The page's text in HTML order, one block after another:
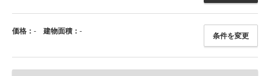
価格： - 建物面積： -
条件を変更